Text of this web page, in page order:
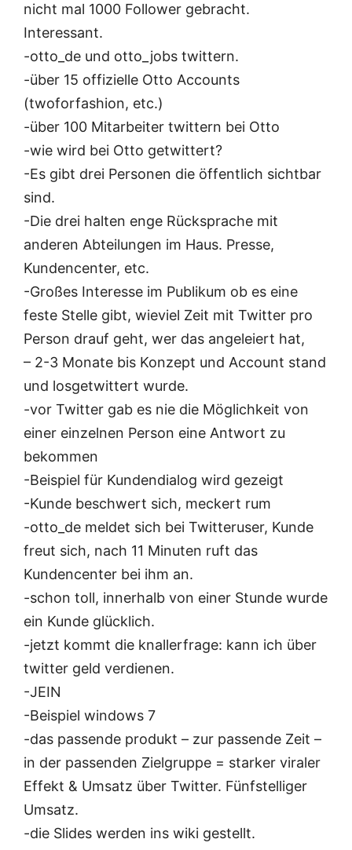
nicht mal 1000 Follower gebracht.
Interessant.
-otto_de und otto_jobs twittern.
-über 15 offizielle Otto Accounts
(twoforfashion, etc.)
-über 100 Mitarbeiter twittern bei Otto
-wie wird bei Otto getwittert?
-Es gibt drei Personen die öffentlich sichtbar
sind.
-Die drei halten enge Rücksprache mit
anderen Abteilungen im Haus. Presse,
Kundencenter, etc.
-Großes Interesse im Publikum ob es eine
feste Stelle gibt, wieviel Zeit mit Twitter pro
Person drauf geht, wer das angeleiert hat,
– 2-3 Monate bis Konzept und Account stand
und losgetwittert wurde.
-vor Twitter gab es nie die Möglichkeit von
einer einzelnen Person eine Antwort zu
bekommen
-Beispiel für Kundendialog wird gezeigt
-Kunde beschwert sich, meckert rum
-otto_de meldet sich bei Twitteruser, Kunde
freut sich, nach 11 Minuten ruft das
Kundencenter bei ihm an.
-schon toll, innerhalb von einer Stunde wurde
ein Kunde glücklich.
-jetzt kommt die knallerfrage: kann ich über
twitter geld verdienen.
-JEIN
-Beispiel windows 7
-das passende produkt – zur passende Zeit –
in der passenden Zielgruppe = starker viraler
Effekt & Umsatz über Twitter. Fünfstelliger
Umsatz.
-die Slides werden ins wiki gestellt.